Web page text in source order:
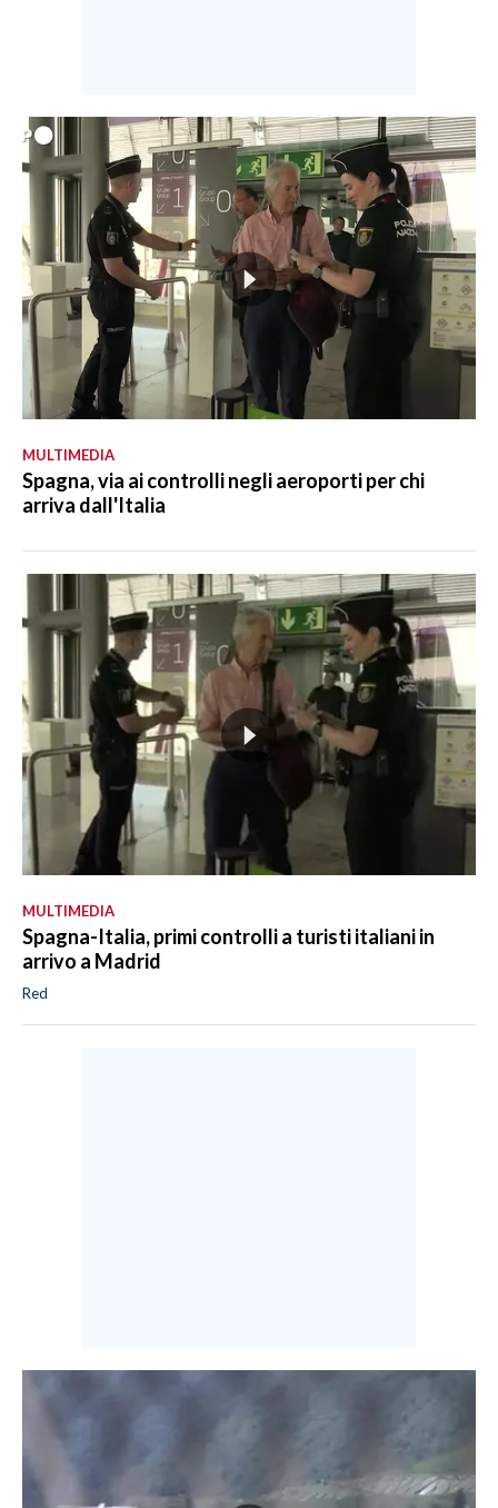
MULTIMEDIA
Spagna, via ai controlli negli aeroporti per chi
arriva dall'Italia
MULTIMEDIA
Spagna-Italia, primi controlli a turisti italiani in
arrivo a Madrid
Red